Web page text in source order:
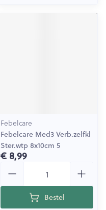
Febelcare
Febelcare Med3 Verb.zelfkl
Ster.wtp 8x10cm 5
€ 8,99
Bestel